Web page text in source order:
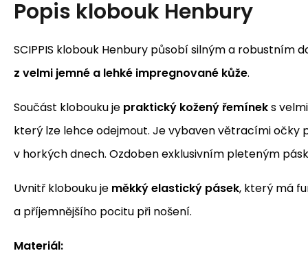
Popis klobouk Henbury
SCIPPIS klobouk Henbury působí silným a robustním
z velmi jemné a lehké impregnované kůže.
Součást klobouku je praktický kožený řemíneks
který lze lehce odejmout. Je vybaven větracími očky
v horkých dnech. Ozdoben exklusivním pleteným
Uvnitř klobouku je měkkýelastický pásek, který má
a příjemnějšího pocitu při nošení.
Materiál: